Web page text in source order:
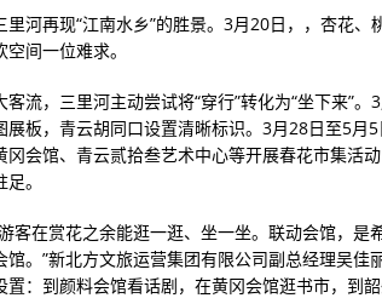
里河再现“江南水乡”的胜景。3月20日，，杏花、
间一位难求。
流，三里河主动尝试将“穿行”转化为“坐下来”
展板，青云胡同口设置清晰标识。3月28日至5月
冈会馆、青云贰拾叁艺术中心等开展春花市集活
。
客在赏花之余能逛一逛、坐一坐。联动会馆，是
馆。”新北方文旅运营集团有限公司副总经理吴佳
置：到颜料会馆看话剧，在黄冈会馆逛书市，到